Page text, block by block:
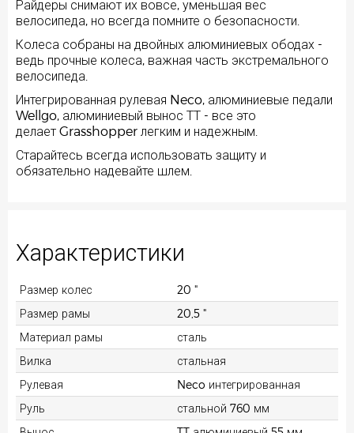
Райдеры снимают их вовсе, уменьшая вес
велосипеда, но всегда помните о безопасности.
Колеса собраны на двойных алюминиевых ободах -
ведь прочные колеса, важная часть экстремального
велосипеда.
Интегрированная рулевая Neco, алюминиевые педали
Wellgo, алюминиевый вынос ТТ - все это
делает Grasshopper легким и надежным.
Старайтесь всегда использовать защиту и
обязательно надевайте шлем.
Характеристики
Размер колес
20 "
Размер рамы
20,5 "
Материал рамы
сталь
Вилка
стальная
Рулевая
Neco интегрированная
Руль
стальной 760 мм